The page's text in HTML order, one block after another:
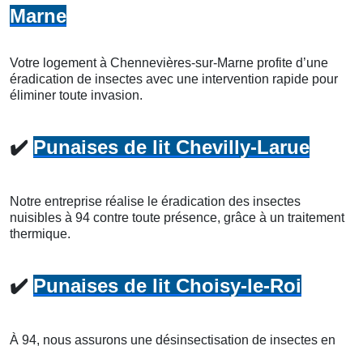
Marne
Votre logement à Chennevières-sur-Marne profite d’une
éradication de insectes avec une intervention rapide pour
éliminer toute invasion.
✔️ Punaises de lit Chevilly-Larue
Notre entreprise réalise le éradication des insectes
nuisibles à 94 contre toute présence, grâce à un traitement
thermique.
✔️ Punaises de lit Choisy-le-Roi
À 94, nous assurons une désinsectisation de insectes en